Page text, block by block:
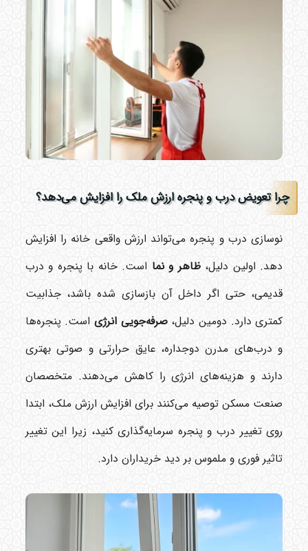
چرا تعویض درب و پنجره ارزش ملک را افزایش می‌دهد؟
نوسازی درب و پنجره می‌تواند ارزش واقعی خانه را افزایش
دهد. اولین دلیل،ظاهر و نما است. خانه با پنجره و درب
قدیمی، حتی اگر داخل آن بازسازی شده باشد، جذابیت
کمتری دارد. دومین دلیل،صرفه‌جویی انرژیاست. پنجره‌ها
و درب‌های مدرن دوجداره، عایق حرارتی و صوتی بهتری
دارند و هزینه‌های انرژی را کاهش می‌دهند. متخصصان
صنعت مسکن توصیه می‌کنند برای افزایش ارزش ملک، ابتدا
روی تغییر درب و پنجره سرمایه‌گذاری کنید، زیرا این تغییر
تاثیر فوری و ملموس بر دید خریداران دارد.